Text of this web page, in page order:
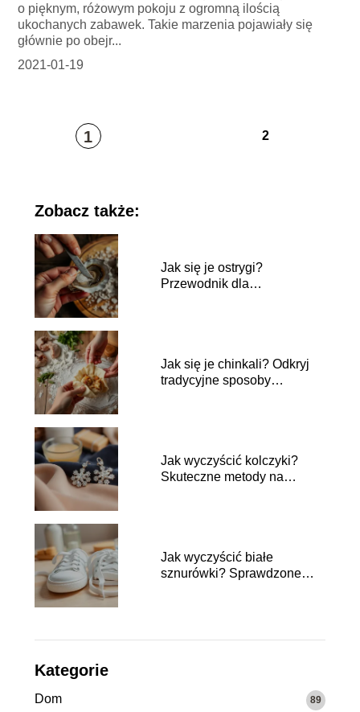
o pięknym, różowym pokoju z ogromną ilością
ukochanych zabawek. Takie marzenia pojawiały się
głównie po obejr...
2021-01-19
1 2
Zobacz także:
Jak się je ostrygi?
Przewodnik dla
Jak się je chinkali? Odkryj
tradycyjne sposoby
Jak wyczyścić kolczyki?
Skuteczne metody na
Jak wyczyścić białe
sznurówki? Sprawdzone
Kategorie
Dom 89